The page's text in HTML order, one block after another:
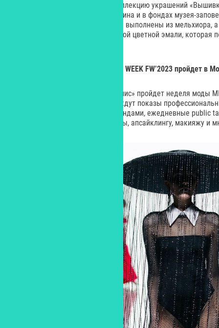
Оксана Костальгина создала коллекцию украшений
Усадьбе коломенского крестьянина и в фондах музея-
Браслет, кольцо и серьги-пусеты выполнены из
нанесены с помощью специальной цветной эмали, которая
WEEK FW’2023 пройдет в
С 4 по 8 октября в ТЦ «Метрополис» пройдет неделя моды
WEEK FW’2023. Гостей события ждут показы
молодыми, перспективными брендами, ежедневные public
мастер-классы созданию капсулы, апсайклингу, макияжу и